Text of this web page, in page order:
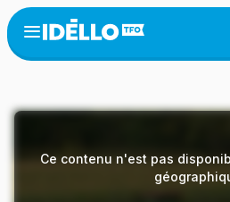
Aller
au
contenu
Open
menu
Ce contenu n'est pas